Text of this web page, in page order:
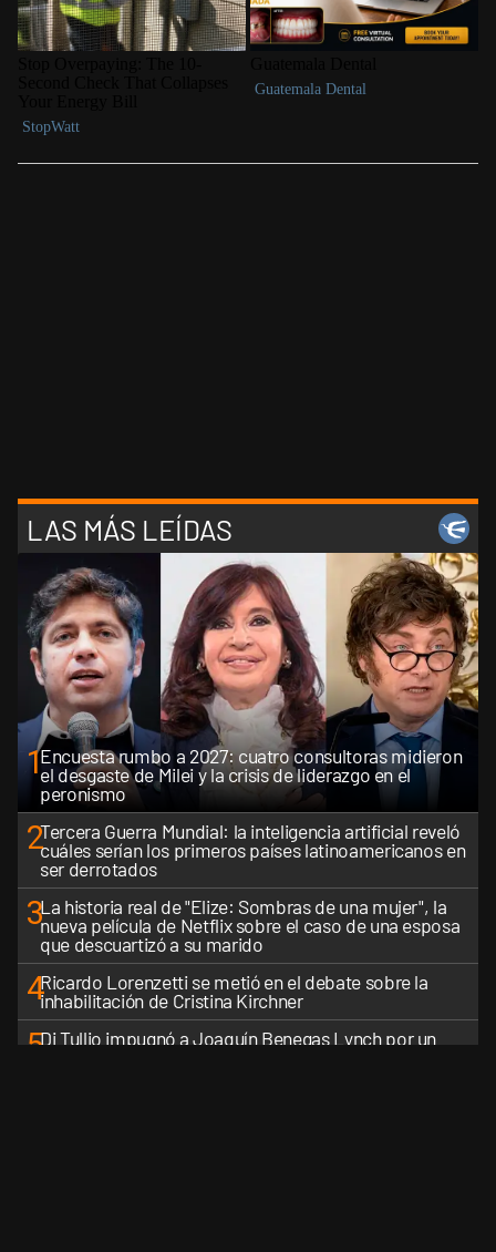
LAS MÁS LEÍDAS
1Encuesta rumbo a 2027: cuatro consultoras midieron
el desgaste de Milei y la crisis de liderazgo en el
peronismo
2Tercera Guerra Mundial: la inteligencia artificial reveló
cuáles serían los primeros países latinoamericanos en
ser derrotados
3La historia real de "Elize: Sombras de una mujer", la
nueva película de Netflix sobre el caso de una esposa
que descuartizó a su marido
4Ricardo Lorenzetti se metió en el debate sobre la
inhabilitación de Cristina Kirchner
5Di Tullio impugnó a Joaquín Benegas Lynch por un